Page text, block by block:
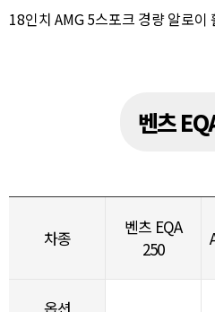
18인치 AMG 5스포크 경량 알로이
벤츠
차종
벤츠 EQA
250